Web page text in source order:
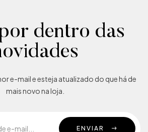
dentro das
e-mail e esteja atualizado do que há de
mais novo na loja.
ENVIAR